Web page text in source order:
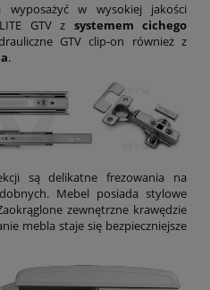
wyposażyć w wysokiej jakości
GTV z systemem cichego
GTV clip-on również z
.
są delikatne frezowania na
Mebel posiada stylowe
zewnętrzne krawędzie
mebla staje się bezpieczniejsze